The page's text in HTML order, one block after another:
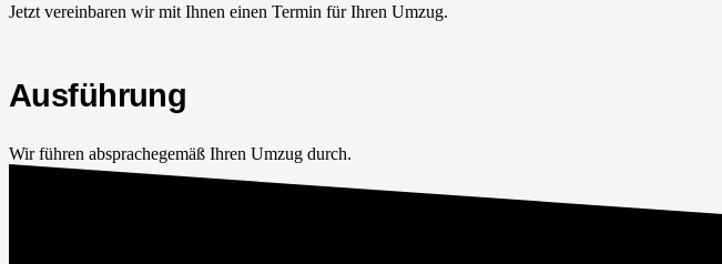
Jetzt vereinbaren wir mit Ihnen einen Termin für Ihren Umzug.
Ausführung
Wir führen absprachegemäß Ihren Umzug durch.